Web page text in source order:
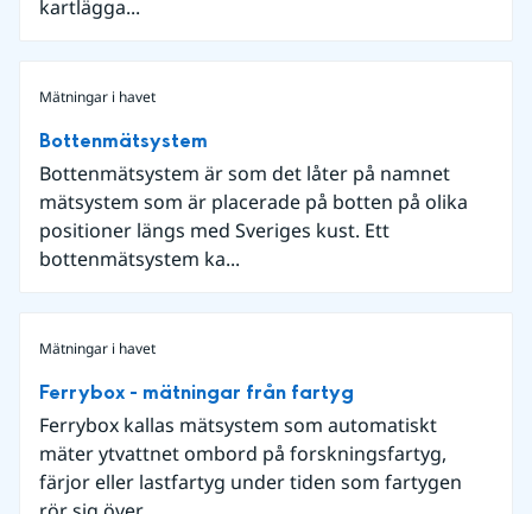
kartlägga...
Mätningar i havet
Bottenmätsystem
Bottenmätsystem är som det låter på namnet
mätsystem som är placerade på botten på olika
positioner längs med Sveriges kust. Ett
bottenmätsystem ka...
Mätningar i havet
Ferrybox - mätningar från fartyg
Ferrybox kallas mätsystem som automatiskt
mäter ytvattnet ombord på forskningsfartyg,
färjor eller lastfartyg under tiden som fartygen